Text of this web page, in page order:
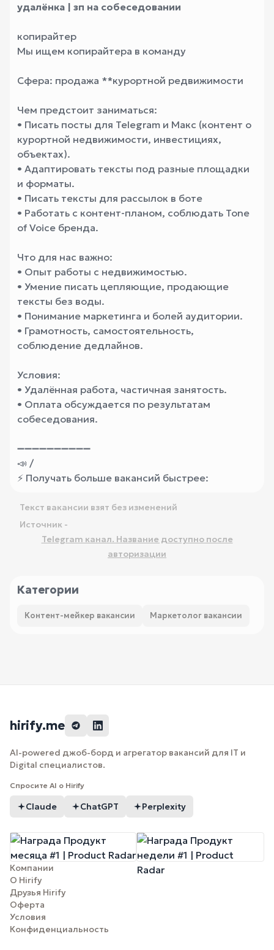
удалёнка | зп на собеседовании
копирайтер
Мы ищем копирайтера в команду
Сфера: продажа **курортной редвижимости
Чем предстоит заниматься:
• Писать посты для Telegram и Макс (контент о
курортной недвижимости, инвестициях,
объектах).
• Адаптировать тексты под разные площадки
и форматы.
• Писать тексты для рассылок в боте
• Работать с контент-планом, соблюдать Tone
of Voice бренда.
Что для нас важно:
• Опыт работы с недвижимостью.
• Умение писать цепляющие, продающие
тексты без воды.
• Понимание маркетинга и болей аудитории.
• Грамотность, самостоятельность,
соблюдение дедлайнов.
Условия:
• Удалённая работа, частичная занятость.
• Оплата обсуждается по результатам
собеседования.
➖➖➖➖➖➖➖➖➖➖
📣 /
⚡️ Получать больше вакансий быстрее:
Текст вакансии взят без изменений
Источник -
Telegram канал. Название доступно после
авторизации
Категории
Контент-мейкер вакансии Маркетолог вакансии
hirify.me
AI-powered джоб-борд и агрегатор вакансий для IT и
Digital специалистов.
Спросите AI о Hirify
Claude ChatGPT Perplexity
Компании
О Hirify
Друзья Hirify
Оферта
Условия
Конфиденциальность